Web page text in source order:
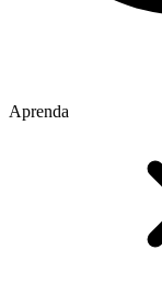
Aprenda